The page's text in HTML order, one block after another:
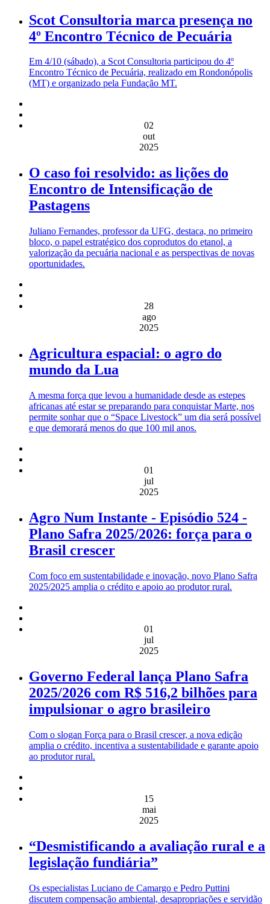
Scot Consultoria marca presença no
4º Encontro Técnico de Pecuária
Em 4/10 (sábado), a Scot Consultoria participou do 4º
Encontro Técnico de Pecuária, realizado em Rondonópolis
(MT) e organizado pela Fundação MT.
02
out
2025
O caso foi resolvido: as lições do
Encontro de Intensificação de
Pastagens
Juliano Fernandes, professor da UFG, destaca, no primeiro
bloco, o papel estratégico dos coprodutos do etanol, a
valorização da pecuária nacional e as perspectivas de novas
oportunidades.
28
ago
2025
Agricultura espacial: o agro do
mundo da Lua
A mesma força que levou a humanidade desde as estepes
africanas até estar se preparando para conquistar Marte, nos
permite sonhar que o “Space Livestock” um dia será possível
e que demorará menos do que 100 mil anos.
01
jul
2025
Agro Num Instante - Episódio 524 -
Plano Safra 2025/2026: força para o
Brasil crescer
Com foco em sustentabilidade e inovação, novo Plano Safra
2025/2025 amplia o crédito e apoio ao produtor rural.
01
jul
2025
Governo Federal lança Plano Safra
2025/2026 com R$ 516,2 bilhões para
impulsionar o agro brasileiro
Com o slogan Força para o Brasil crescer, a nova edição
amplia o crédito, incentiva a sustentabilidade e garante apoio
ao produtor rural.
15
mai
2025
“Desmistificando a avaliação rural e a
legislação fundiária”
Os especialistas Luciano de Camargo e Pedro Puttini
discutem compensação ambiental, desapropriações e servidão